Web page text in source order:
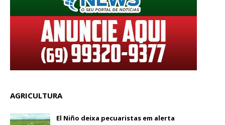
AGRICULTURA
El Niño deixa pecuaristas em alerta